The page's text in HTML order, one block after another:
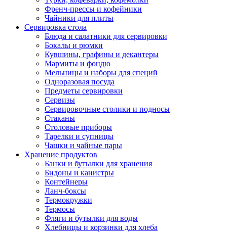
Френч-прессы и кофейники
Чайники для плиты
Сервировка стола
Блюда и салатники для сервировки
Бокалы и рюмки
Кувшины, графины и декантеры
Мармиты и фондю
Мельницы и наборы для специй
Одноразовая посуда
Предметы сервировки
Сервизы
Сервировочные столики и подносы
Стаканы
Столовые приборы
Тарелки и супницы
Чашки и чайные пары
Хранение продуктов
Банки и бутылки для хранения
Бидоны и канистры
Контейнеры
Ланч-боксы
Термокружки
Термосы
Фляги и бутылки для воды
Хлебницы и корзинки для хлеба